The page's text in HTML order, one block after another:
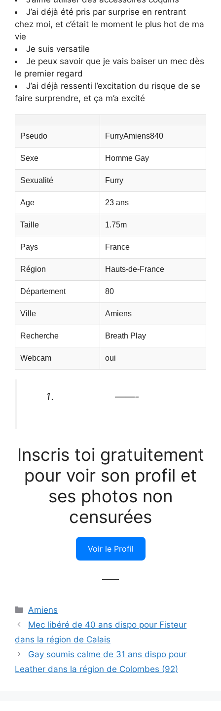
J’ai déjà été pris par surprise en rentrant
chez moi, et c’était le moment le plus hot de ma
vie
Je suis versatile
Je peux savoir que je vais baiser un mec dès
le premier regard
J’ai déjà ressenti l’excitation du risque de se
faire surprendre, et ça m’a excité
Pseudo FurryAmiens840
Sexe Homme Gay
Sexualité Furry
Age 23 ans
Taille 1.75m
Pays France
Région Hauts-de-France
Département 80
Ville Amiens
Recherche Breath Play
Webcam oui
——-
Inscris toi gratuitement
pour voir son profil et
ses photos non
censurées
Voir le Profil
——
Catégories
Amiens
Mec libéré de 40 ans dispo pour Fisteur
dans la région de Calais
Gay soumis calme de 31 ans dispo pour
Leather dans la région de Colombes (92)